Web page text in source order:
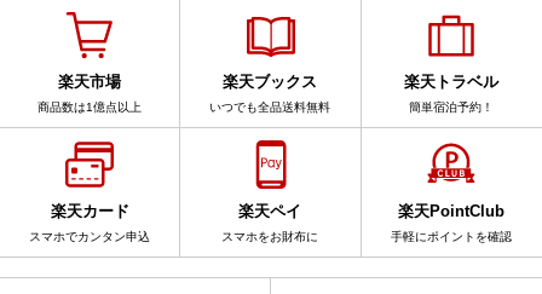
楽天市場
商品数は1億点以上
楽天ブックス
いつでも全品送料無料
楽天トラベル
簡単宿泊予約！
楽天カード
スマホでカンタン申込
楽天ペイ
スマホをお財布に
楽天PointClub
手軽にポイントを確認